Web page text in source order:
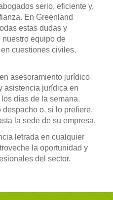
serio, eficiente y,
En Greenland
estas dudas y
equipo de
cuestiones civiles,
asesoramiento jurídico
asistencia jurídica en
días de la semana.
o, si lo prefiere,
la sede de su empresa.
letrada en cualquier
la oportunidad y
del sector.